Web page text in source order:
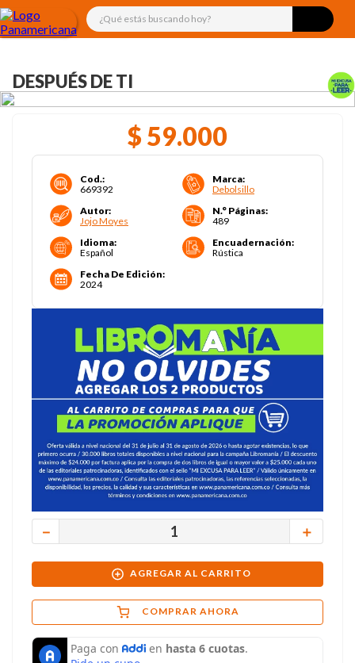
¿Qué estás buscando hoy?
DESPUÉS DE TI
$ 59.000
Cod.:
669392
Marca:
Debolsillo
Autor:
Jojo Moyes
N.° Páginas:
489
Idioma:
Español
Encuadernación:
Rústica
Fecha De Edición:
2024
＋
－
AGREGAR AL CARRITO
COMPRAR AHORA